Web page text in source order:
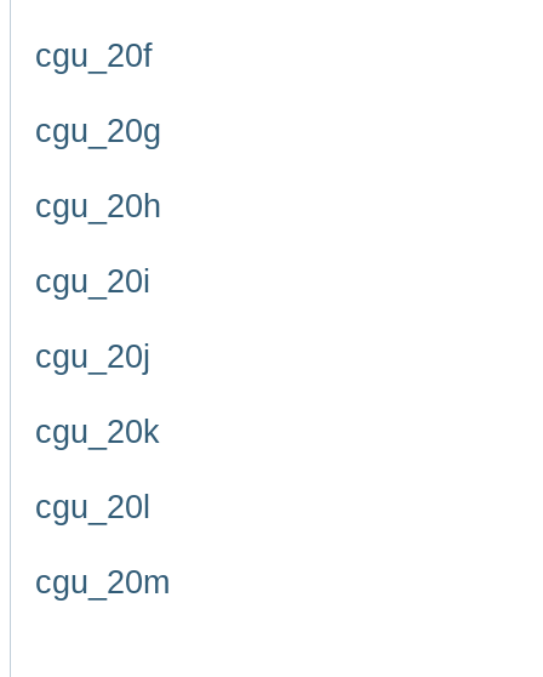
cgu_20f
cgu_20g
cgu_20h
cgu_20i
cgu_20j
cgu_20k
cgu_20l
cgu_20m